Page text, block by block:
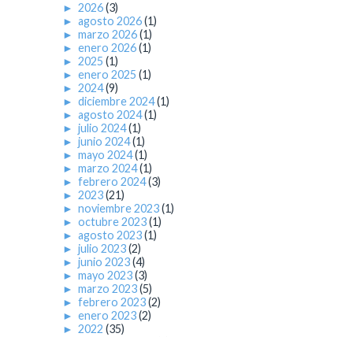
► 2026(3)
► agosto 2026(1)
► marzo 2026(1)
► enero 2026(1)
► 2025 (1)
► enero 2025 (1)
► 2024(9)
► diciembre 2024(1)
► agosto 2024(1)
► julio 2024(1)
► junio 2024(1)
► mayo 2024(1)
► marzo 2024(1)
► febrero 2024(3)
► 2023(21)
► noviembre 2023(1)
► octubre 2023(1)
► agosto 2023(1)
► julio 2023(2)
► junio 2023(4)
► mayo 2023(3)
► marzo 2023(5)
► febrero 2023(2)
► enero 2023(2)
► 2022 (35)